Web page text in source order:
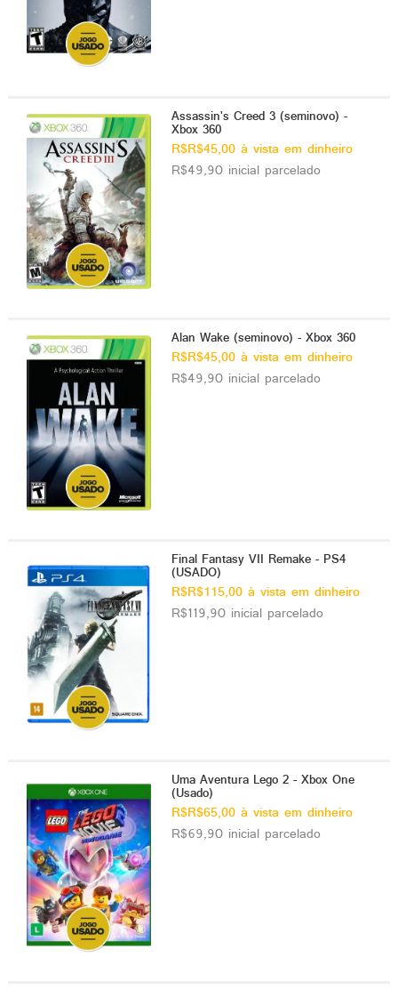
Assassin's Creed 3 (seminovo) -
Xbox 360
R$R$45,00 à vista em dinheiro
R$49,90 inicial parcelado
Alan Wake (seminovo) - Xbox 360
R$R$45,00 à vista em dinheiro
R$49,90 inicial parcelado
Final Fantasy VII Remake - PS4
(USADO)
R$R$115,00 à vista em dinheiro
R$119,90 inicial parcelado
Uma Aventura Lego 2 - Xbox One
(Usado)
R$R$65,00 à vista em dinheiro
R$69,90 inicial parcelado